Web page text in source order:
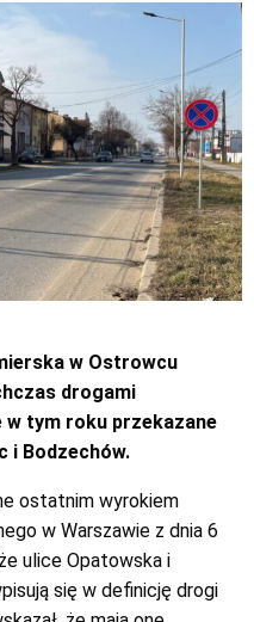
w Ostrowcu
drogami
tym roku przekazane
i Bodzechów.
ostatnim wyrokiem
w Warszawie z dnia 6
ulice Opatowska i
się w definicję drogi